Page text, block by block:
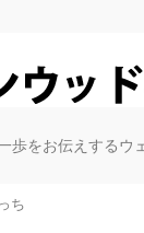
歩をお伝えするウ
ち